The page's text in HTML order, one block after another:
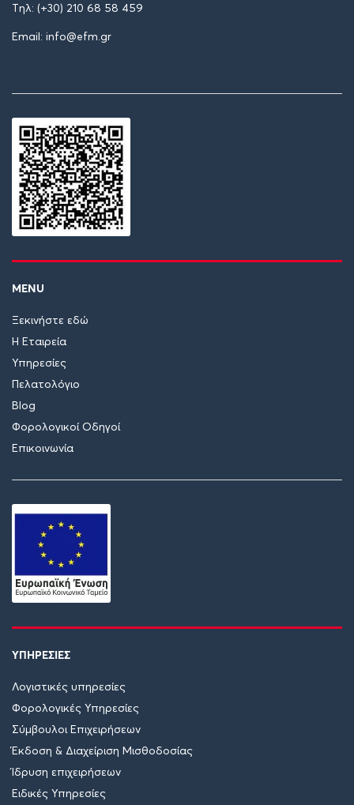
Tηλ: (+30) 210 68 58 459
Email: info@efm.gr
MENU
Ξεκινήστε εδώ
Η Εταιρεία
Υπηρεσίες
Πελατολόγιο
Blog
Φορολογικοί Οδηγοί
Επικοινωνία
ΥΠΗΡΕΣΙΕΣ
Λογιστικές υπηρεσίες
Φορολογικές Υπηρεσίες
Σύμβουλοι Επιχειρήσεων
Έκδοση & Διαχείριση Μισθοδοσίας
Ίδρυση επιχειρήσεων
Ειδικές Υπηρεσίες